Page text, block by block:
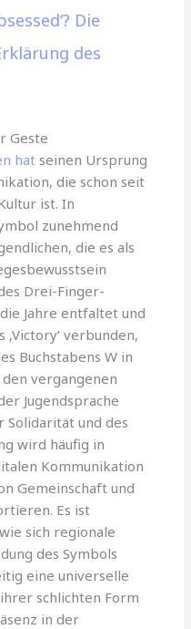
Die
des
Geste
hat seinen Ursprung
die schon seit
ist. In
zunehmend
die es als
Drei-Finger-
Jahre entfaltet und
verbunden,
Buchstabens W in
vergangenen
Jugendsprache
Solidarität und des
wird häufig in
Kommunikation
Gemeinschaft und
Es ist
sich regionale
des Symbols
eine universelle
schlichten Form
in der